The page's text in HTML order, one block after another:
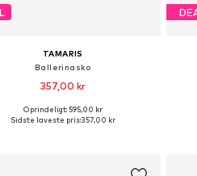
TAMARIS
Ballerinasko
357,00 kr
Oprindeligt: 595,00 kr
Sidste laveste pris:357,00 kr